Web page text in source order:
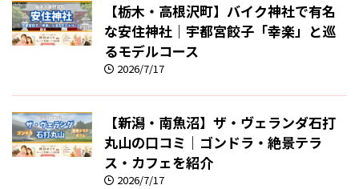
【栃木・高根沢町】バイク神社で有名
な安住神社｜宇都宮餃子「幸楽」と巡
るモデルコース
2026/7/17
【新潟・南魚沼】ザ・ヴェランダ石打
丸山の口コミ｜ゴンドラ・絶景テラ
ス・カフェを紹介
2026/7/17